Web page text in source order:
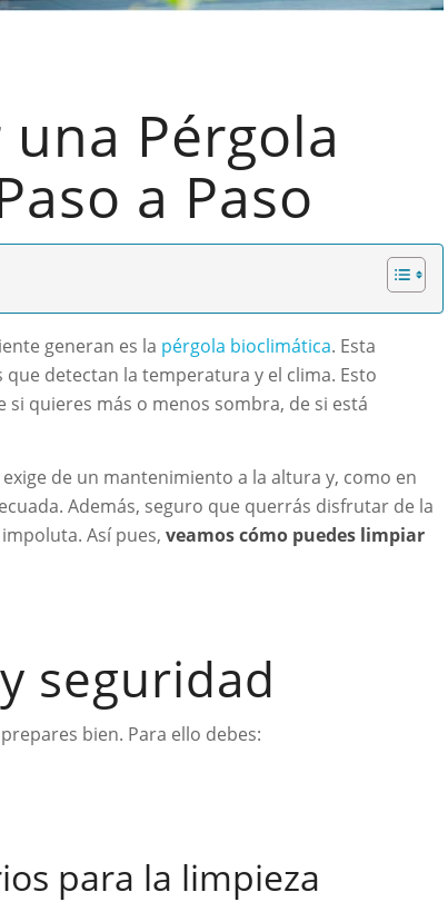
Pérgola
a Paso
generan es la pérgola bioclimática. Esta
detectan la temperatura y el clima. Esto
quieres más o menos sombra, de si está
de un mantenimiento a la altura y, como en
Además, seguro que querrás disfrutar de la
Así pues, veamos cómo puedes limpiar
seguridad
bien. Para ello debes:
para la limpieza